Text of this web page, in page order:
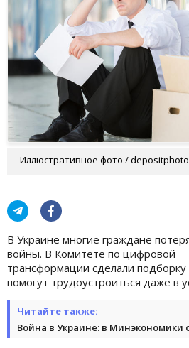
Иллюстративное фото /
В Украине многие граждане
войны. В Комитете по цифровой
трансформации сделали
помогут трудоустроиться даже в
Читайте также:
Война в Украине: в